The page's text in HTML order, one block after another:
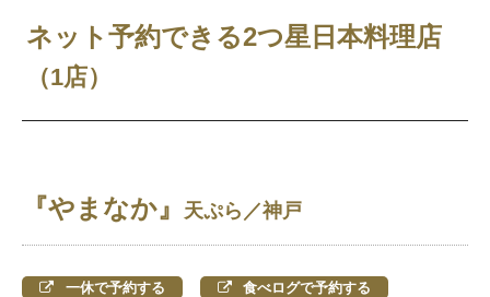
ネット予約できる2つ星日本料理店
（1店）
『やまなか』 天ぷら／神戸
一休で予約する 食べログで予約する